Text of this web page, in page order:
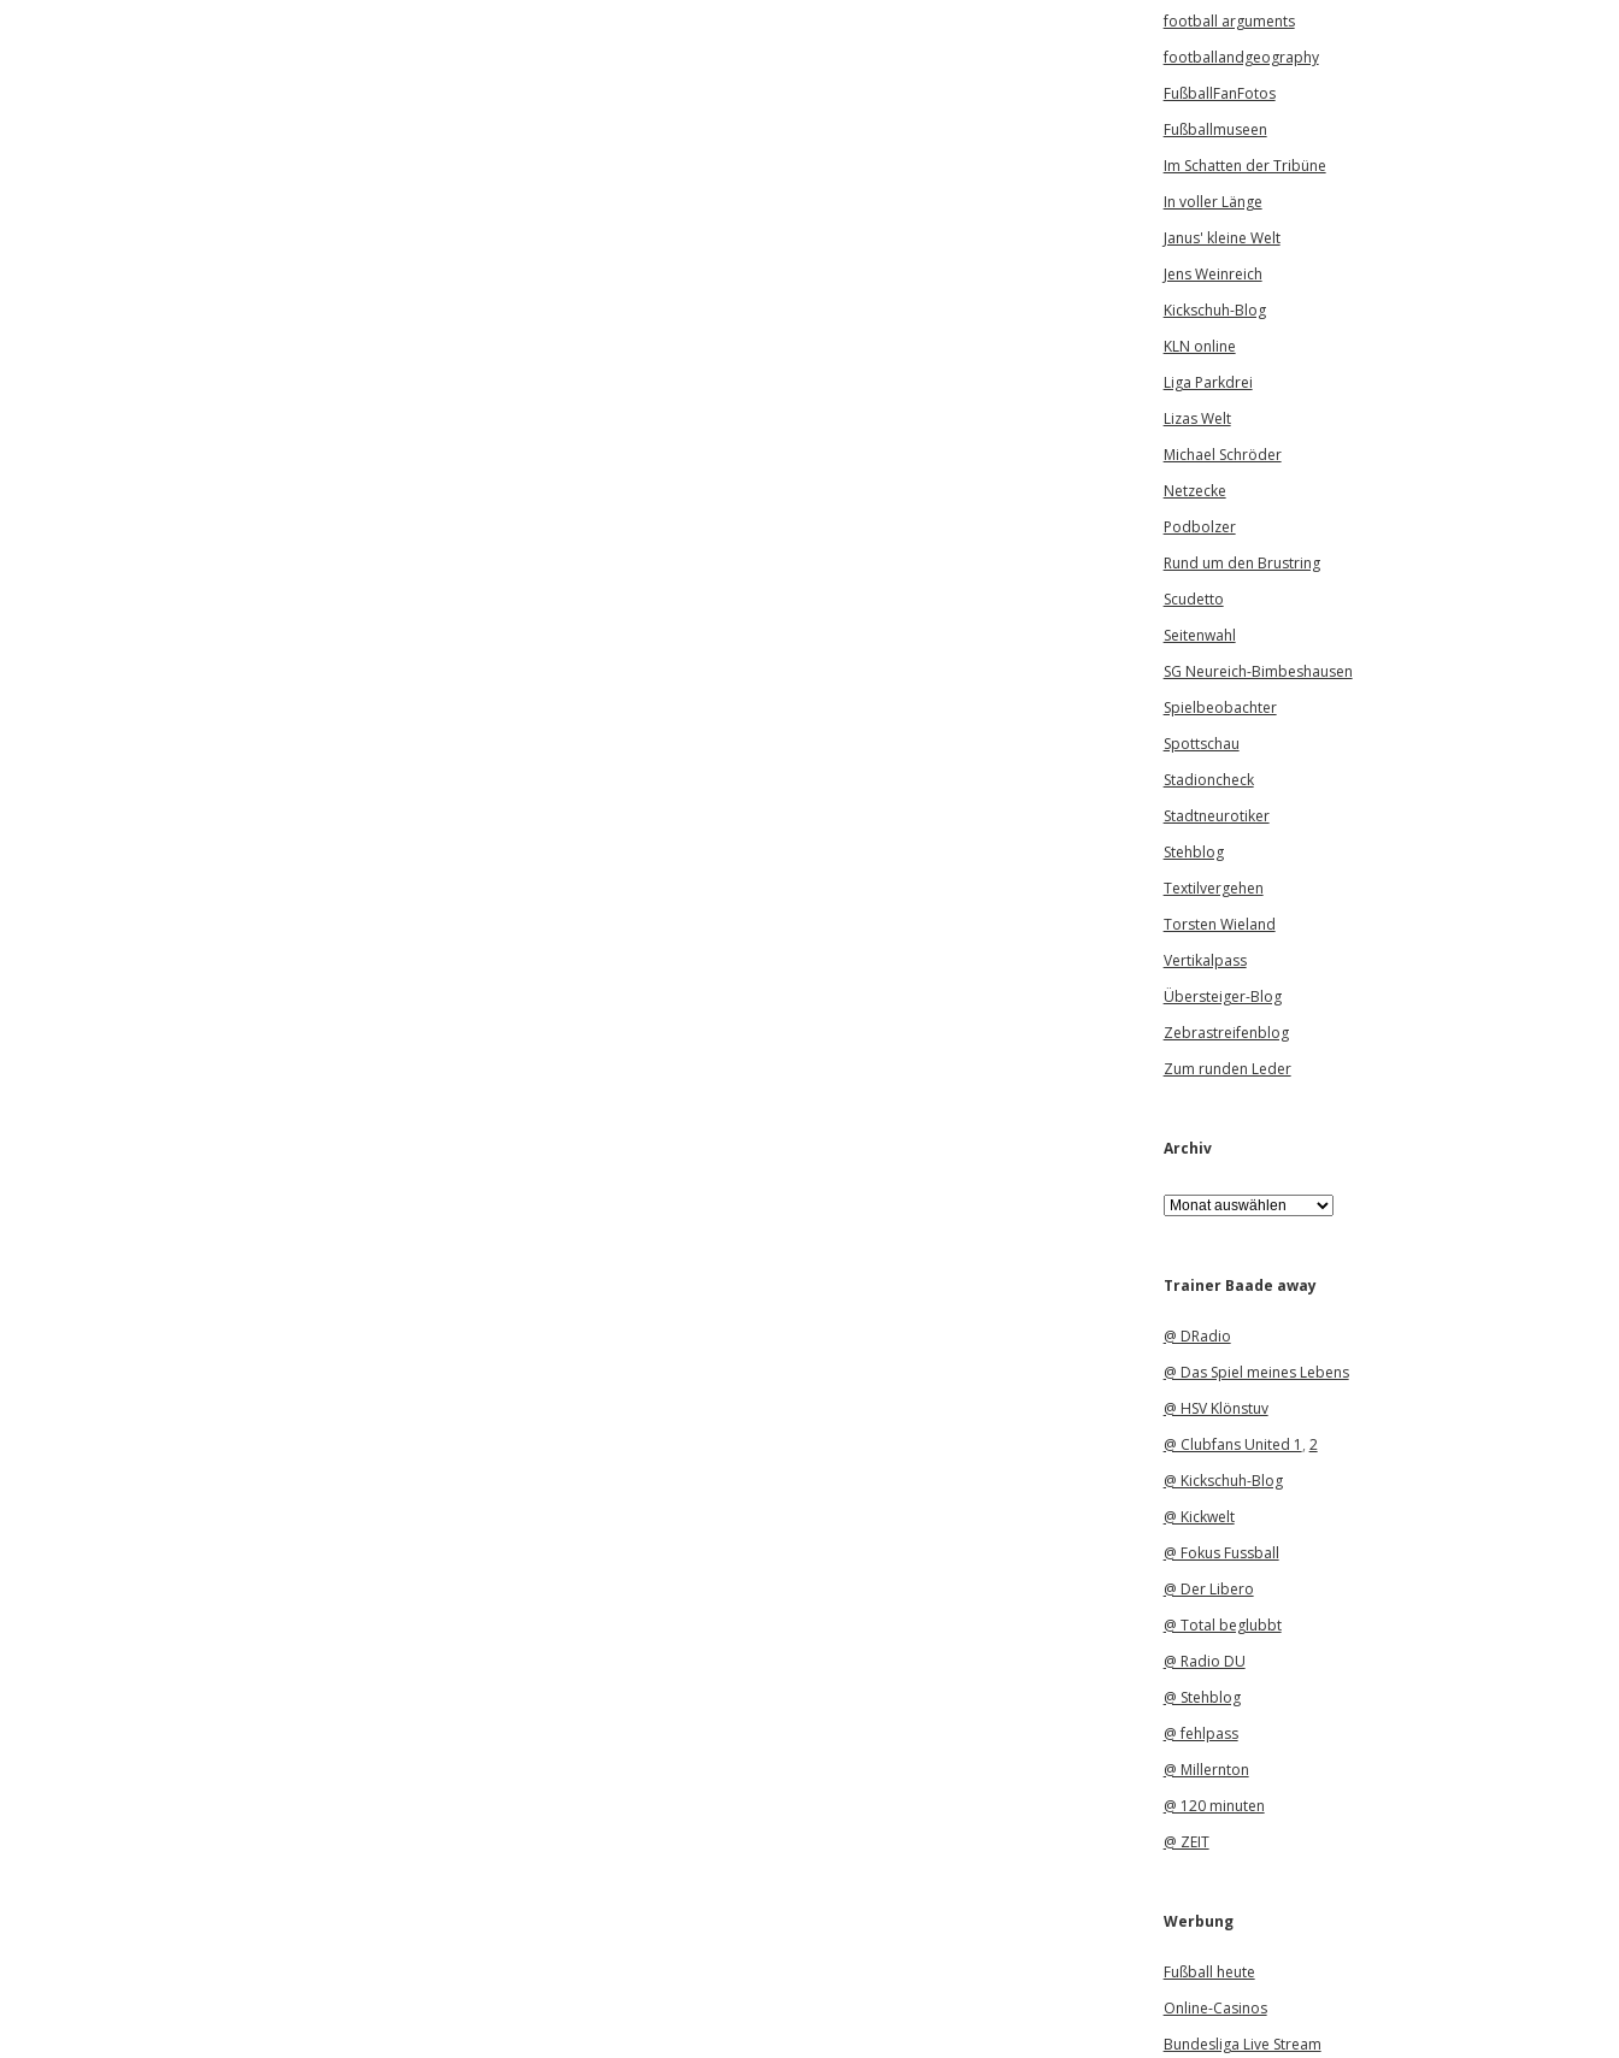
football arguments
footballandgeography
FußballFanFotos
Fußballmuseen
Im Schatten der Tribüne
In voller Länge
Janus' kleine Welt
Jens Weinreich
Kickschuh-Blog
KLN online
Liga Parkdrei
Lizas Welt
Michael Schröder
Netzecke
Podbolzer
Rund um den Brustring
Scudetto
Seitenwahl
SG Neureich-Bimbeshausen
Spielbeobachter
Spottschau
Stadioncheck
Stadtneurotiker
Stehblog
Textilvergehen
Torsten Wieland
Vertikalpass
Übersteiger-Blog
Zebrastreifenblog
Zum runden Leder
Archiv
A
r
iTrainer Baade away
@ DRadio
@ Das Spiel meines Lebens
@ HSV Klönstuv
@ Clubfans United 1 , 2
@ Kickschuh-Blog
@ Kickwelt
@ Fokus Fussball
@ Der Libero
@ Total beglubbt
@ Radio DU
@ Stehblog
@ fehlpass
@ Millernton
@ 120 minuten
@ ZEIT
Werbung
Fußball heute
Online-Casinos
Bundesliga Live Stream